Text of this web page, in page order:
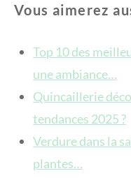
Vous aimerez
Top 10 des
une ambiance…
Quincaillerie
tendances 2025 ?
Verdure dans la
plantes…